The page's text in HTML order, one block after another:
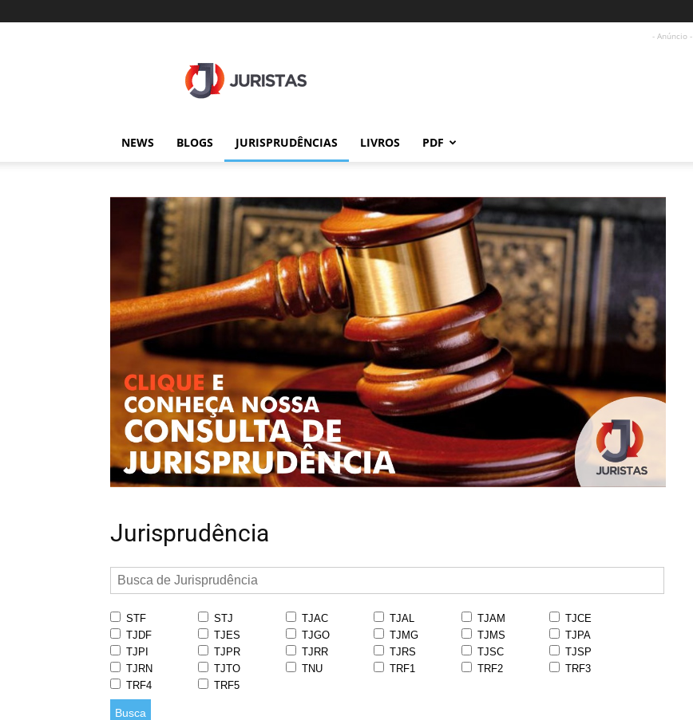
- Anúncio -
NEWS BLOGS JURISPRUDÊNCIAS LIVROS PDF
Jurisprudência
STF STJ TJAC TJAL TJAM
TJCE
TJDF
TJES TJGO TJMG TJMS
TJPA
TJPI
TJPR TJRR TJRS TJSC
TJSP
TJRN
TJTO TNU TRF1 TRF2
TRF3
TRF4
TRF5
Busca